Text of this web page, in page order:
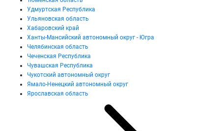
Удмуртская Республика
Ульяновская область
Хабаровский край
Ханты-Мансийский автономный округ - Югра
Челябинская область
Чеченская Республика
Чувашская Республика
Чукотский автономный округ
Ямало-Ненецкий автономный округ
Ярославская область